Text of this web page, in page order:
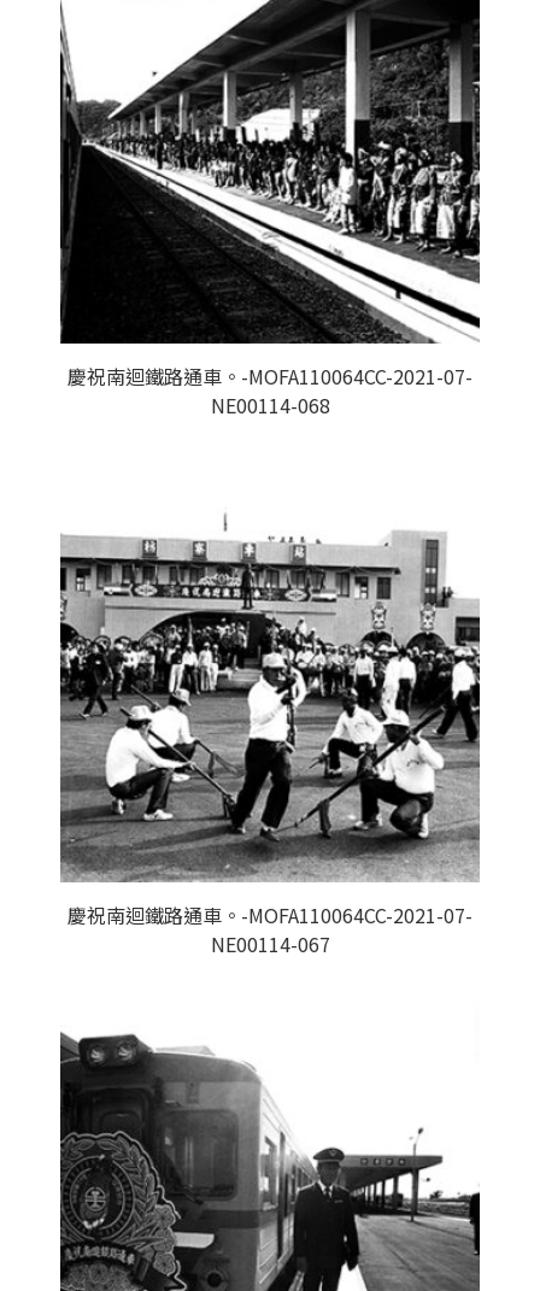
慶祝南迴鐵路通車。-MOFA110064CC-2021-07-
NE00114-068
慶祝南迴鐵路通車。-MOFA110064CC-2021-07-
NE00114-067